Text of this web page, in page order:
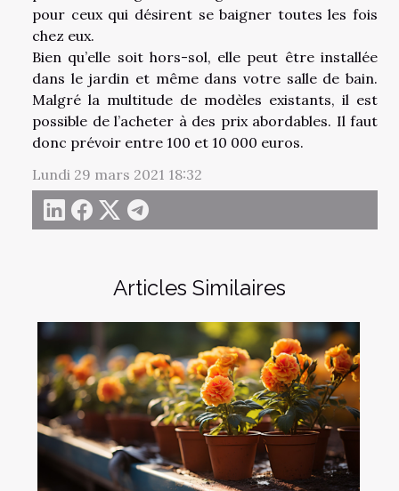
Articles Similaires
pour ceux qui désirent se baigner toutes les fois
chez eux.
Bien qu’elle soit hors-sol, elle peut être installée
dans le jardin et même dans votre salle de bain.
Malgré la multitude de modèles existants, il est
possible de l’acheter à des prix abordables. Il faut
donc prévoir entre 100 et 10 000 euros.
Lundi 29 mars 2021 18:32